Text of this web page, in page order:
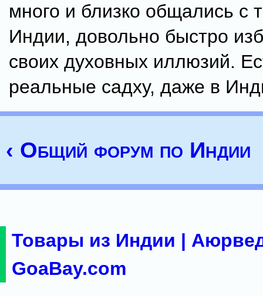
много и близко общались с
Индии, довольно быстро
своих духовных иллюзий.
реальные садху, даже в
‹ Общий форум по Индии
Товары из Индии |
GoaBay.com